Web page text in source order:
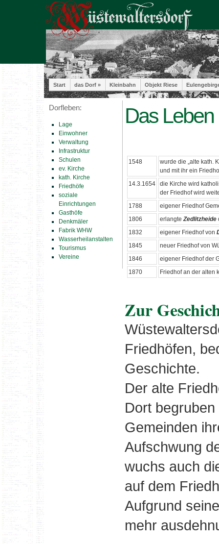
Start das Dorf » Kleinbahn Objekt Riese
Dorfleben:
Lage
Einwohner
Verwaltung
Infrastruktur
Schulen
ev. Kirche
kath. Kirche
Friedhöfe
soziale
Einrichtungen
Gasthöfe
Denkmäler
Fabrik WHW
Wasserheilanstalten
Tourismus
Vereine
Das Leben
1548
wurde die „alte kath.
und mit ihr ein
14.3.1654
die Kirche wird
der Friedhof wird
1788
eigener Friedhof
1806
erlangteZedlitzheide
1832
eigener Friedhof von
1845
neuer Friedhof von
1846
eigener Friedhof der
1870
Friedhof an der alten
Zur
Friedhöfen,
Geschichte.
Der alte
Dort
Gemeinden
Aufschwung
wuchs auch
auf dem
Aufgrund
mehr